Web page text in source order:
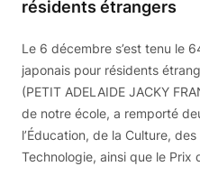
résidents étrangers
Le 6 décembre s’est tenu le
japonais pour résidents
(PETIT ADELAIDE JACKY
de notre école, a remporté
l’Éducation, de la Culture,
Technologie, ainsi que le Prix